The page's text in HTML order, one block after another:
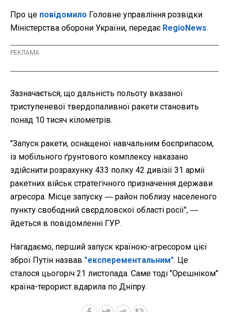
Про це повідомило Головне управління розвідки
Міністерства оборони України, передає RegioNews.
Зазначається, що дальність польоту вказаної
триступеневої твердопаливної ракети становить
понад 10 тисяч кілометрів.
"Запуск ракети, оснащеної навчальним боєприпасом,
із мобільного ґрунтового комплексу наказано
здійснити розрахунку 433 полку 42 дивізії 31 армії
ракетних військ стратегічного призначення держави
агресора. Місце запуску ― район поблизу населеного
пункту свободний свєрдловскої області росії", ―
йдеться в повідомленні ГУР.
Нагадаємо, перший запуск країною-агресором цієї
зброї Путін назвав "експерементальним". Це
сталося цьогоріч 21 листопада. Саме тоді "Орєшніком"
країна-терорист вдарила по Дніпру.